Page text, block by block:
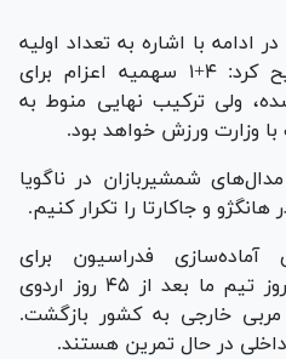
با اشاره به تعداد اولیه
سهمیه اختصاص‌یافته تصریح کرد: ۴+۱ سهمیه اعزام برای
ولی ترکیب نهایی منوط به
وزارت ورزش خواهد بود.
شمشیربازان در ناگویا
و جاکارتا را تکرار کنیم.
فدراسیون برای
ملی‌پوشان خاطرنشان کرد: دیروز تیم ما بعد از ۴۵ روز اردوی
خارجی به کشور بازگشت.
در حال تمرین هستند.